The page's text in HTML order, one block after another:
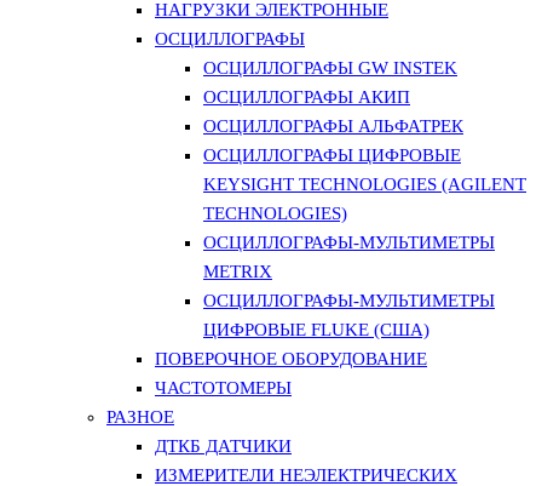
НАГРУЗКИ ЭЛЕКТРОННЫЕ
ОСЦИЛЛОГРАФЫ
ОСЦИЛЛОГРАФЫ GW INSTEK
ОСЦИЛЛОГРАФЫ АКИП
ОСЦИЛЛОГРАФЫ АЛЬФАТРЕК
ОСЦИЛЛОГРАФЫ ЦИФРОВЫЕ
KEYSIGHT TECHNOLOGIES (AGILENT
TECHNOLOGIES)
ОСЦИЛЛОГРАФЫ-МУЛЬТИМЕТРЫ
METRIX
ОСЦИЛЛОГРАФЫ-МУЛЬТИМЕТРЫ
ЦИФРОВЫЕ FLUKE (США)
ПОВЕРОЧНОЕ ОБОРУДОВАНИЕ
ЧАСТОТОМЕРЫ
РАЗНОЕ
ДТКБ ДАТЧИКИ
ИЗМЕРИТЕЛИ НЕЭЛЕКТРИЧЕСКИХ